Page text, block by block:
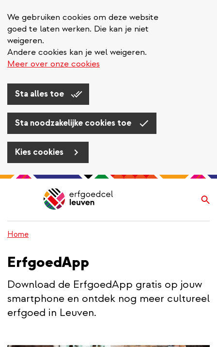
We gebruiken cookies om deze website
goed te laten werken. Die kan je niet
weigeren.
Andere cookies kan je wel weigeren.
Meer over onze cookies
Sta alles toe
Sta noodzakelijke cookies toe
Kies cookies
Overslaan
gaan
Navigatie
wisselen
Home
ErfgoedApp
Download de ErfgoedApp gratis op jouw
smartphone en ontdek nog meer cultureel
erfgoed in Leuven.